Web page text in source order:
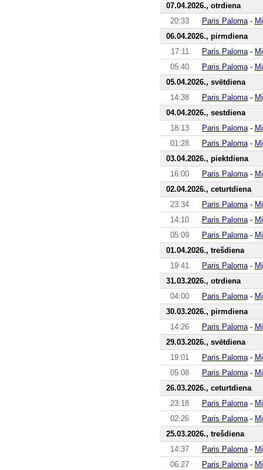
07.04.2026., otrdiena
20:33
Paris Paloma-
06.04.2026., pirmdiena
17:11
Paris Paloma-
05:40
Paris Paloma-
05.04.2026., svētdiena
14:38
Paris Paloma-
04.04.2026., sestdiena
18:13
Paris Paloma-
01:28
Paris Paloma-
03.04.2026., piektdiena
16:00
Paris Paloma-
02.04.2026., ceturtdiena
23:34
Paris Paloma-
14:10
Paris Paloma-
05:09
Paris Paloma-
01.04.2026., trešdiena
19:41
Paris Paloma-
31.03.2026., otrdiena
04:00
Paris Paloma-
30.03.2026., pirmdiena
14:26
Paris Paloma-
29.03.2026., svētdiena
19:01
Paris Paloma-
05:08
Paris Paloma-
26.03.2026., ceturtdiena
23:18
Paris Paloma-
02:26
Paris Paloma-
25.03.2026., trešdiena
14:37
Paris Paloma-
06:27
Paris Paloma-